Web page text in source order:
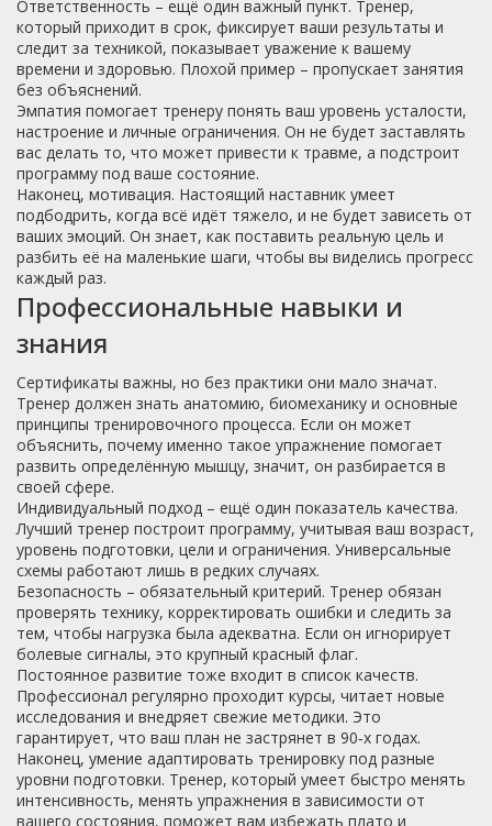
Ответственность – ещё один важный пункт. Тренер,
который приходит в срок, фиксирует ваши результаты и
следит за техникой, показывает уважение к вашему
времени и здоровью. Плохой пример – пропускает занятия
без объяснений.
Эмпатия помогает тренеру понять ваш уровень усталости,
настроение и личные ограничения. Он не будет заставлять
вас делать то, что может привести к травме, а подстроит
программу под ваше состояние.
Наконец, мотивация. Настоящий наставник умеет
подбодрить, когда всё идёт тяжело, и не будет зависеть от
ваших эмоций. Он знает, как поставить реальную цель и
разбить её на маленькие шаги, чтобы вы виделись прогресс
каждый раз.
Профессиональные навыки и
знания
Сертификаты важны, но без практики они мало значат.
Тренер должен знать анатомию, биомеханику и основные
принципы тренировочного процесса. Если он может
объяснить, почему именно такое упражнение помогает
развить определённую мышцу, значит, он разбирается в
своей сфере.
Индивидуальный подход – ещё один показатель качества.
Лучший тренер построит программу, учитывая ваш возраст,
уровень подготовки, цели и ограничения. Универсальные
схемы работают лишь в редких случаях.
Безопасность – обязательный критерий. Тренер обязан
проверять технику, корректировать ошибки и следить за
тем, чтобы нагрузка была адекватна. Если он игнорирует
болевые сигналы, это крупный красный флаг.
Постоянное развитие тоже входит в список качеств.
Профессионал регулярно проходит курсы, читает новые
исследования и внедряет свежие методики. Это
гарантирует, что ваш план не застрянет в 90‑х годах.
Наконец, умение адаптировать тренировку под разные
уровни подготовки. Тренер, который умеет быстро менять
интенсивность, менять упражнения в зависимости от
вашего состояния, поможет вам избежать плато и